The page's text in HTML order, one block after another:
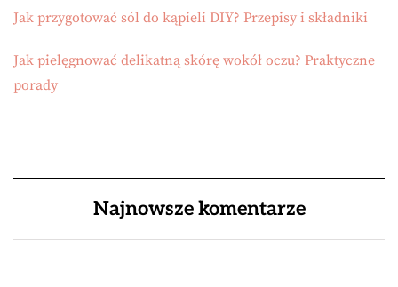
Jak przygotować sól do kąpieli DIY? Przepisy i składniki
Jak pielęgnować delikatną skórę wokół oczu? Praktyczne
porady
Najnowsze komentarze